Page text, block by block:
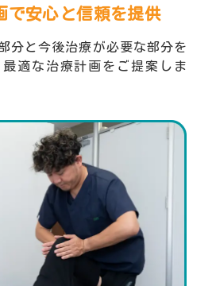
で安心と信頼を提供
分と今後治療が必要な部分を
適な治療計画をご提案しま